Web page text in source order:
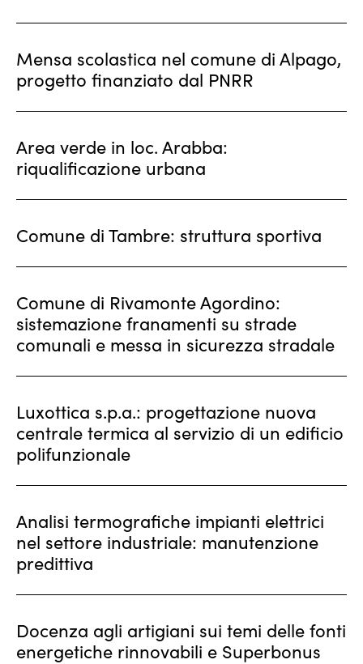
Mensa scolastica nel comune di Alpago,
progetto finanziato dal PNRR
Area verde in loc. Arabba:
riqualificazione urbana
Comune di Tambre: struttura sportiva
Comune di Rivamonte Agordino:
sistemazione franamenti su strade
comunali e messa in sicurezza stradale
Luxottica s.p.a.: progettazione nuova
centrale termica al servizio di un edificio
polifunzionale
Analisi termografiche impianti elettrici
nel settore industriale: manutenzione
predittiva
Docenza agli artigiani sui temi delle fonti
energetiche rinnovabili e Superbonus